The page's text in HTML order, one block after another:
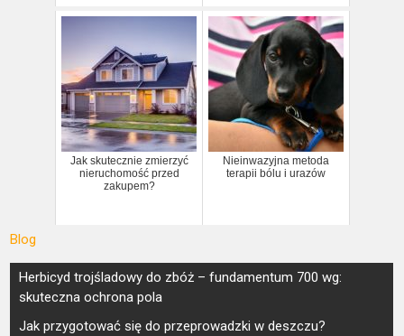
Jak skutecznie zmierzyć
nieruchomość przed
zakupem?
Nieinwazyjna metoda
terapii bólu i urazów
Blog
Nawigacja
wpisu
Herbicyd trojśladowy do zbóż – fundamentum 700 wg:
skuteczna ochrona pola
Jak przygotować się do przeprowadzki w deszczu?